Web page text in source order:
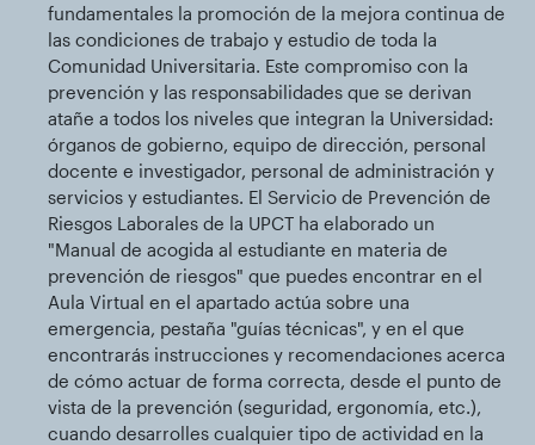
fundamentales la promoción de la mejora continua de
las condiciones de trabajo y estudio de toda la
Comunidad Universitaria. Este compromiso con la
prevención y las responsabilidades que se derivan
atañe a todos los niveles que integran la Universidad:
órganos de gobierno, equipo de dirección, personal
docente e investigador, personal de administración y
servicios y estudiantes. El Servicio de Prevención de
Riesgos Laborales de la UPCT ha elaborado un
"Manual de acogida al estudiante en materia de
prevención de riesgos" que puedes encontrar en el
Aula Virtual en el apartado actúa sobre una
emergencia, pestaña "guías técnicas", y en el que
encontrarás instrucciones y recomendaciones acerca
de cómo actuar de forma correcta, desde el punto de
vista de la prevención (seguridad, ergonomía, etc.),
cuando desarrolles cualquier tipo de actividad en la